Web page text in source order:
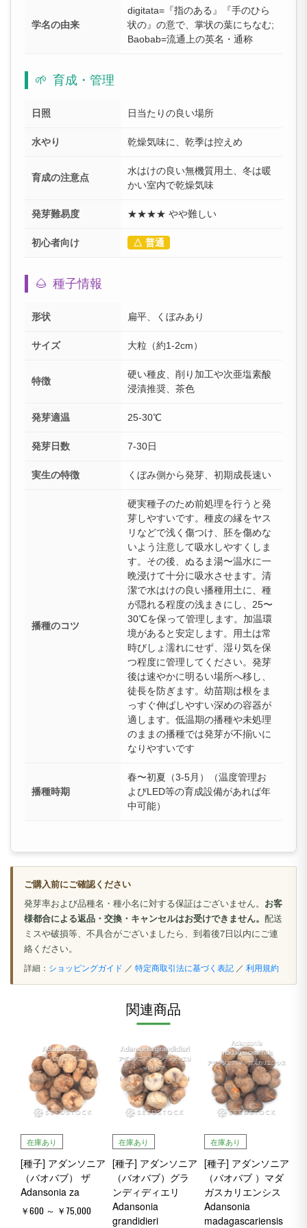
学名の由来
digitata=『指のある』『手のひら
状の』の意で、掌状の葉にちなむ;
Baobab=流通上の英名・通称
🌱 育成・管理
日照 日当たりの良い場所
水やり 乾燥気味に、乾季は控えめ
育成の注意点
水はけの良い無機質用土、冬は暖
かい室内で乾燥気味
発芽難易度 ★★★★ やや難しい
初心者向け △ 普通
🌰 種子情報
形状 扁平、くぼみあり
サイズ 大粒（約1-2cm）
特徴
硬い種皮、削り加工や次亜塩素酸
浸漬推奨、茶色
発芽適温 25-30℃
発芽日数 7-30日
実生の特徴 くぼみ側から発芽、初期成長速い
播種のコツ
硬実種子のため前処理を行うと発
芽しやすいです。種皮の縁をヤス
リなどで浅く傷つけ、胚を傷めな
いよう注意して吸水しやすくしま
す。その後、ぬるま湯〜温水に一
晩浸けて十分に吸水させます。清
潔で水はけの良い播種用土に、種
が隠れる程度の浅まきにし、25〜
30℃を保って管理します。加温環
境があると安定します。用土は常
時びしょ濡れにせず、湿り気を保
つ程度に管理してください。発芽
後は速やかに明るい場所へ移し、
徒長を防ぎます。幼苗期は根をま
っすぐ伸ばしやすい深めの容器が
適します。低温期の播種や未処理
のままの播種では発芽が不揃いに
なりやすいです
播種時期
春〜初夏（3-5月）（温度管理お
よびLED等の育成設備があれば年
中可能）
ご購入前にご確認ください
発芽率および品種名・種小名に対する保証はございません。 お客
様都合による返品・交換・キャンセルはお受けできません。 配送
ミスや破損等、不具合がございましたら、到着後7日以内にご連
絡ください。
詳細： ショッピングガイド ／ 特定商取引法に基づく表記 ／ 利用規約
関連商品
在庫あり
[種子] アダンソニア
（バオバブ） ザ
Adansonia za
￥600 ～ ￥75,000
在庫あり
[種子] アダンソニア
（バオバブ）グラ
ンディディエリ
Adansonia
grandidieri
在庫あり
[種子] アダンソニア
（バオバブ ）マダ
ガスカリエンシス
Adansonia
madagascariensis